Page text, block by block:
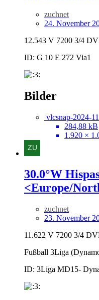
zuchnet
24. November
12.543 V 7200 3/4
ID: G 10 E 272 Via1
Bilder
vlcsnap-2024-
284,88 kB
1.920 ×
30.0°W
<Europe/
zuchnet
23. November
11.622 V 7200 3/4
Fußball 3Liga
ID: 3Liga MD15-